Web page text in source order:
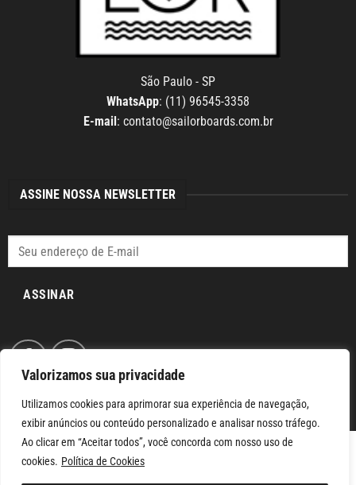
Valorizamos sua privacidade
Utilizamos cookies para aprimorar sua experiência de navegação,
exibir anúncios ou conteúdo personalizado e analisar nosso tráfego.
Ao clicar em “Aceitar todos”, você concorda com nosso uso de
cookies. Política de Cookies
São Paulo - SP
WhatsApp: (11) 96545-3358
E-mail: contato@sailorboards.com.br
ASSINE NOSSA NEWSLETTER
ASSINAR